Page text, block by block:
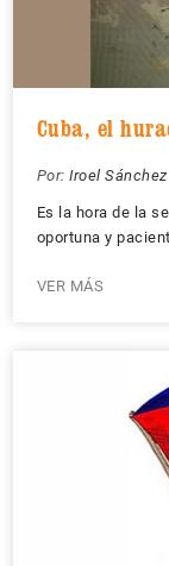
Cuba, el
Por: Iroel Sánchez
Es la hora de la
oportuna y
VER MÁS